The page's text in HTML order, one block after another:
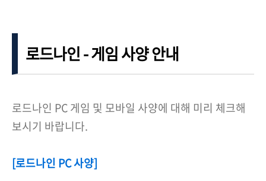
로드나인 - 게임 사양 안내
로드나인 PC 게임 및 모바일 사양에 대해 미리 체크해
보시기 바랍니다.
[로드나인 PC 사양]